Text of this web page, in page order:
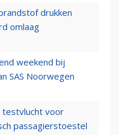
drukken
omlaag
weekend bij
SAS Noorwegen
testvlucht voor
passagierstoestel